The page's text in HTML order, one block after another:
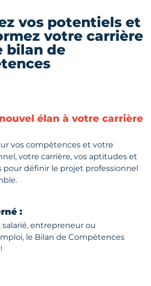
vos potentiels et
votre carrière
bilan de
élan à votre carrière
vos compétences et votre
votre carrière, vos aptitudes et
définir le projet professionnel
:
salarié, entrepreneur ou
le Bilan de Compétences